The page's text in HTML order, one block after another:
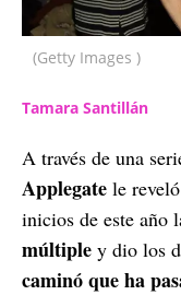
(Getty Images )
Tamara Santillán
A través de una
Applegate le
inicios de este año
múltiple y dio los
caminó que ha